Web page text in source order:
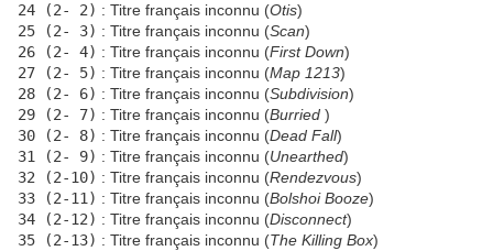
24 (2- 2) : Titre français inconnu (Otis)
25 (2- 3) : Titre français inconnu (Scan)
26 (2- 4) : Titre français inconnu (First Down)
27 (2- 5) : Titre français inconnu (Map 1213)
28 (2- 6) : Titre français inconnu (Subdivision)
29 (2- 7) : Titre français inconnu (Burried )
30 (2- 8) : Titre français inconnu (Dead Fall)
31 (2- 9) : Titre français inconnu (Unearthed)
32 (2-10) : Titre français inconnu (Rendezvous)
33 (2-11) : Titre français inconnu (Bolshoi Booze)
34 (2-12) : Titre français inconnu (Disconnect)
35 (2-13) : Titre français inconnu (The Killing Box)